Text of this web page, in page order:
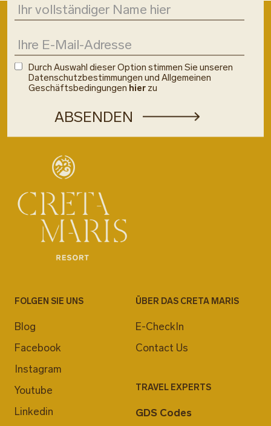
Durch Auswahl dieser Option stimmen Sie unseren
Datenschutzbestimmungen und Allgemeinen
Geschäftsbedingungen hier zu
FOLGEN SIE UNS
Blog
Facebook
Instagram
Youtube
Linkedin
ÜBER DAS CRETA MARIS
E-CheckIn
Contact Us
TRAVEL EXPERTS
GDS Codes